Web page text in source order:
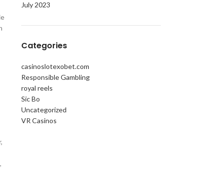
July 2023
Categories
casinoslotexobet.com
Responsible Gambling
royal reels
Sic Bo
Uncategorized
VR Casinos